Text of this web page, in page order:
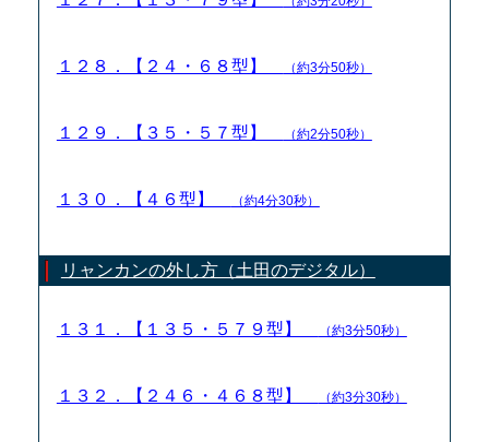
１２８．【２４・６８型】 （約3分50秒）
１２９．【３５・５７型】 （約2分50秒）
１３０．【４６型】 （約4分30秒）
リャンカンの外し方（土田のデジタル）
１３１．【１３５・５７９型】 （約3分50秒）
１３２．【２４６・４６８型】 （約3分30秒）